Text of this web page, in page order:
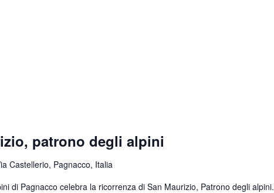
patrono degli alpini
Castellerio, Pagnacco, Italia
di Pagnacco celebra la ricorrenza di San Maurizio, Patrono degli alpini.